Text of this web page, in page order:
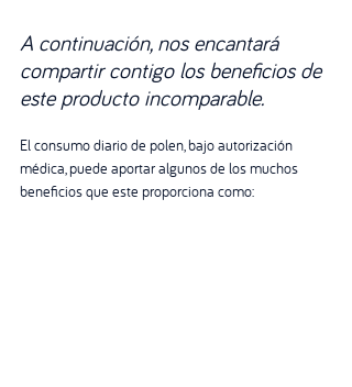
A continuación, nos encantará
compartir contigo los beneficios de
este producto incomparable.
El consumo diario de polen, bajo autorización
médica, puede aportar algunos de los muchos
beneficios que este proporciona como: